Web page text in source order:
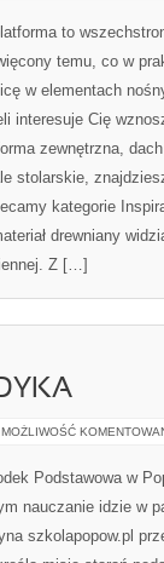
to
temu, co w
w elementach
interesuje Cię
zewnętrzna,
stolarskie,
kategorie
drewniany
Z […]
MOŻLIWOŚĆ
Podstawowa w
nauczanie idzie w
szkolapopow.pl